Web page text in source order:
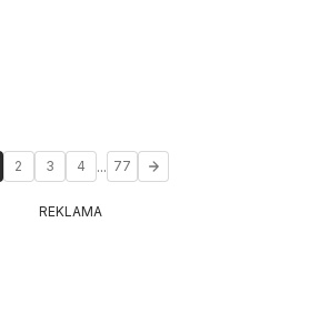
2 3 4 ... 77
REKLAMA